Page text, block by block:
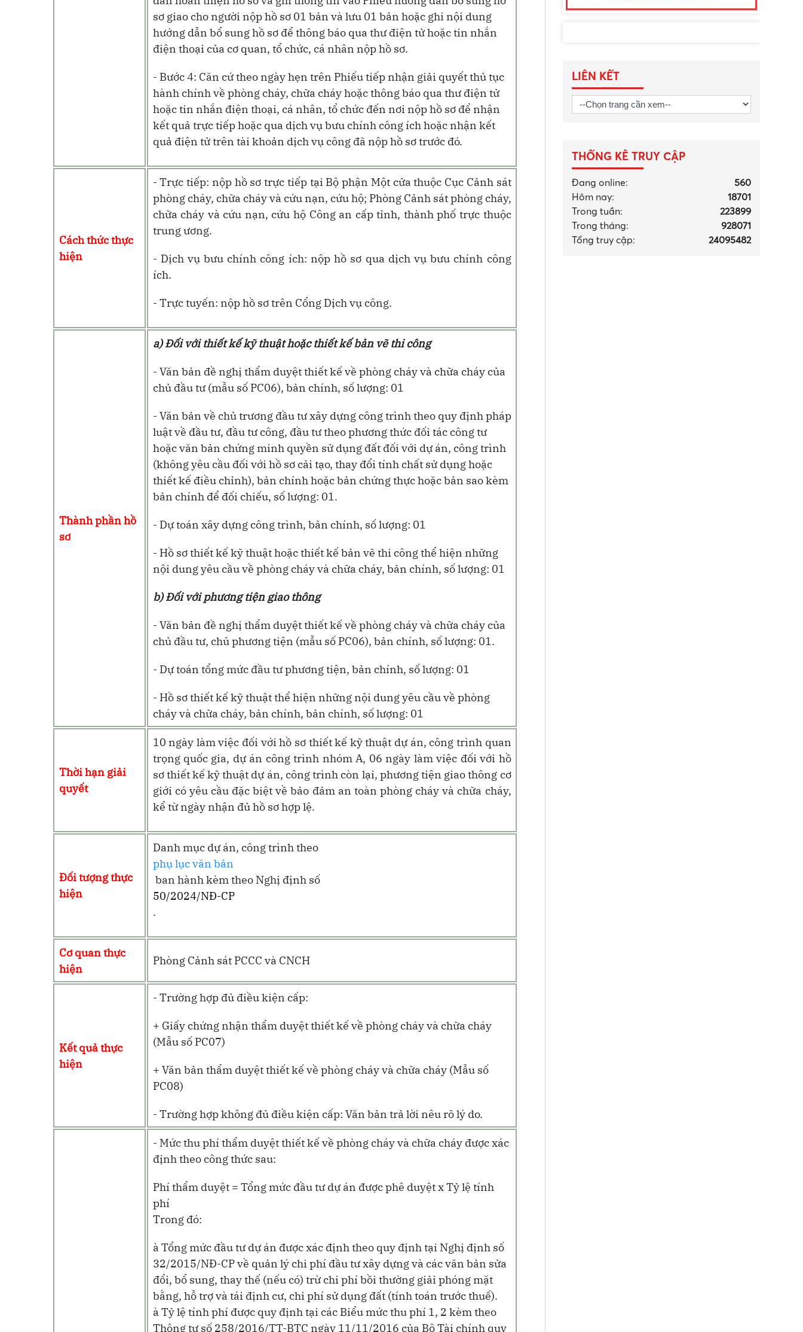
sơ giao cho người nộp hồ sơ 01 bản và lưu 01 bản hoặc ghi nội dung
hướng dẫn bổ sung hồ sơ để thông báo qua thư điện tử hoặc tin nhắn
điện thoại của cơ quan, tổ chức, cá nhân nộp hồ sơ.
- Bước 4: Căn cứ theo ngày hẹn trên Phiếu tiếp nhận giải quyết thủ tục
hành chính về phòng cháy, chữa cháy hoặc thông báo qua thư điện tử
hoặc tin nhắn điện thoại, cá nhân, tổ chức đến nơi nộp hồ sơ để nhận
kết quả trực tiếp hoặc qua dịch vụ bưu chính công ích hoặc nhận kết
quả điện tử trên tài khoản dịch vụ công đã nộp hồ sơ trước đó.
Cách thức thực
hiện
- Trực tiếp: nộp hồ sơ trực tiếp tại Bộ phận Một cửa thuộc Cục Cảnh sát
phòng cháy, chữa cháy và cứu nạn, cứu hộ; Phòng Cảnh sát phòng cháy,
chữa cháy và cứu nạn, cứu hộ Công an cấp tỉnh, thành phố trực thuộc
trung ương.
- Dịch vụ bưu chính công ích: nộp hồ sơ qua dịch vụ bưu chính công
ích.
- Trực tuyến: nộp hồ sơ trên Cổng Dịch vụ công.
Thành phần hồ
sơ
a) Đối với thiết kế kỹ thuật hoặc thiết kế bản vẽ thi công
- Văn bản đề nghị thẩm duyệt thiết kế về phòng cháy và chữa cháy của
chủ đầu tư (mẫu số PC06), bản chính, số lượng: 01
- Văn bản về chủ trương đầu tư xây dựng công trình theo quy định pháp
luật về đầu tư, đầu tư công, đầu tư theo phương thức đối tác công tư
hoặc văn bản chứng minh quyền sử dụng đất đối với dự án, công trình
(không yêu cầu đối với hồ sơ cải tạo, thay đổi tính chất sử dụng hoặc
thiết kế điều chỉnh), bản chính hoặc bản chứng thực hoặc bản sao kèm
bản chính để đối chiếu, số lượng: 01.
- Dự toán xây dựng công trình, bản chính, số lượng: 01
- Hồ sơ thiết kế kỹ thuật hoặc thiết kế bản vẽ thi công thể hiện những
nội dung yêu cầu về phòng cháy và chữa cháy, bản chính, số lượng: 01
b) Đối với phương tiện giao thông
- Văn bản đề nghị thẩm duyệt thiết kế về phòng cháy và chữa cháy của
chủ đầu tư, chủ phương tiện (mẫu số PC06), bản chính, số lượng: 01.
- Dự toán tổng mức đầu tư phương tiện, bản chính, số lượng: 01
- Hồ sơ thiết kế kỹ thuật thể hiện những nội dung yêu cầu về phòng
cháy và chữa cháy, bản chính, bản chính, số lượng: 01
Thời hạn giải
quyết
10 ngày làm việc đối với hồ sơ thiết kế kỹ thuật dự án, công trình quan
trọng quốc gia, dự án công trình nhóm A, 06 ngày làm việc đối với hồ
sơ thiết kế kỹ thuật dự án, công trình còn lại, phương tiện giao thông cơ
giới có yêu cầu đặc biệt về bảo đảm an toàn phòng cháy và chữa cháy,
kể từ ngày nhận đủ hồ sơ hợp lệ.
Đối tượng thực
hiện
Danh mục dự án, công trình theo
phụ lục văn bản
ban hành kèm theo Nghị định số
50/2024/NĐ-CP
.
Cơ quan thực
hiện
Phòng Cảnh sát PCCC và CNCH
Kết quả thực
hiện
- Trường hợp đủ điều kiện cấp:
+ Giấy chứng nhận thẩm duyệt thiết kế về phòng cháy và chữa cháy
(Mẫu số PC07)
+ Văn bản thẩm duyệt thiết kế về phòng cháy và chữa cháy (Mẫu số
PC08)
- Trường hợp không đủ điều kiện cấp: Văn bản trả lời nêu rõ lý do.
- Mức thu phí thẩm duyệt thiết kế về phòng cháy và chữa cháy được xác
định theo công thức sau:
Phí thẩm duyệt = Tổng mức đầu tư dự án được phê duyệt x Tỷ lệ tính
phí
Trong đó:
à Tổng mức đầu tư dự án được xác định theo quy định tại Nghị định số
32/2015/NĐ-CP về quản lý chi phí đầu tư xây dựng và các văn bản sửa
đổi, bổ sung, thay thế (nếu có) trừ chi phí bồi thường giải phóng mặt
bằng, hỗ trợ và tái định cư, chi phí sử dụng đất (tính toán trước thuế).
à Tỷ lệ tính phí được quy định tại các Biểu mức thu phí 1, 2 kèm theo
Thông tư số 258/2016/TT-BTC ngày 11/11/2016 của Bộ Tài chính quy
LIÊN KẾT
THỐNG KÊ TRUY CẬP
Đang online:
560
Hôm nay:
18701
Trong tuần:
223899
Trong tháng:
928071
Tổng truy cập:
24095482